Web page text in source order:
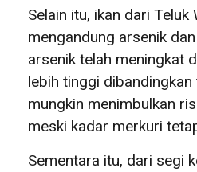
Selain itu, ikan dari Teluk
mengandung arsenik
arsenik telah meningkat
lebih tinggi
mungkin menimbulkan
meski kadar merkuri
Sementara itu, dari segi